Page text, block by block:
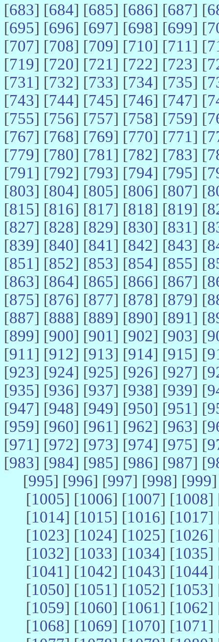
[683] [684] [685] [686] [687] [
[695] [696] [697] [698] [699] [
[707] [708] [709] [710] [711] [
[719] [720] [721] [722] [723] [
[731] [732] [733] [734] [735] [
[743] [744] [745] [746] [747] [
[755] [756] [757] [758] [759] [
[767] [768] [769] [770] [771] [
[779] [780] [781] [782] [783] [
[791] [792] [793] [794] [795] [
[803] [804] [805] [806] [807] [
[815] [816] [817] [818] [819] [
[827] [828] [829] [830] [831] [
[839] [840] [841] [842] [843] [
[851] [852] [853] [854] [855] [
[863] [864] [865] [866] [867] [
[875] [876] [877] [878] [879] [
[887] [888] [889] [890] [891] [
[899] [900] [901] [902] [903] [
[911] [912] [913] [914] [915] [
[923] [924] [925] [926] [927] [
[935] [936] [937] [938] [939] [
[947] [948] [949] [950] [951] [
[959] [960] [961] [962] [963] [
[971] [972] [973] [974] [975] [
[983] [984] [985] [986] [987] [
[995] [996] [997] [998] [999
[1005] [1006] [1007] [1008]
[1014] [1015] [1016] [1017]
[1023] [1024] [1025] [1026]
[1032] [1033] [1034] [1035]
[1041] [1042] [1043] [1044]
[1050] [1051] [1052] [1053]
[1059] [1060] [1061] [1062]
[1068] [1069] [1070] [1071]